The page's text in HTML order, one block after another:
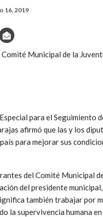
16, 2019
Municipal de la
para el
afirmó que las y los
para mejorar sus
del Comité Municipal
del presidente
también trabajar por
la supervivencia humana